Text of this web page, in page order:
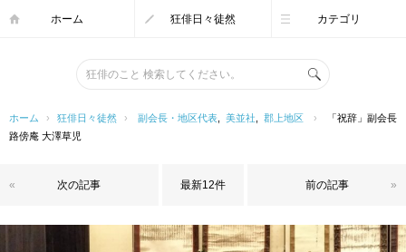
ホーム 狂俳日々徒然 カテゴリ
ホーム › 狂俳日々徒然 › 副会長・地区代表 美並社 郡上地区 ›
「祝辞」副会長
路傍庵 大澤草児
次の記事
« 最新12件 前の記事 »